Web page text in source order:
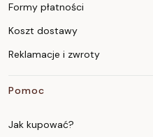
Formy płatności
Koszt dostawy
Reklamacje i zwroty
Pomoc
Jak kupować?